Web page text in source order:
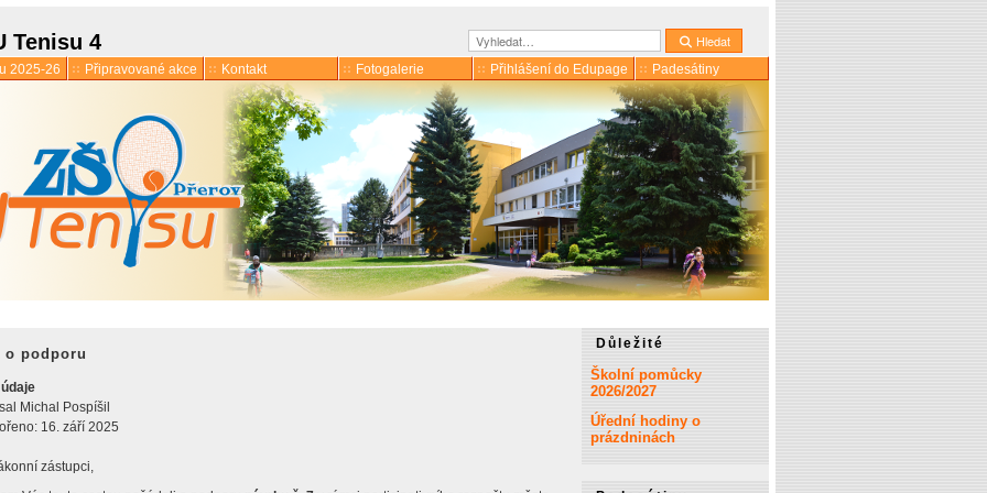
Tenisu 4 Hledat Hledat
2025-26 Připravované akce Kontakt Fotogalerie Přihlášení do Edupage
Padesátiny
o podporu
Michal Pospíšil
16. září 2025
zástupci,
Důležité
Školní pomůcky
2026/2027
Úřední hodiny o
prázdninách